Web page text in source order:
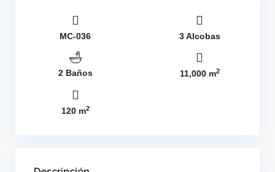
MC-036 3 Alcobas
2 Baños 11,000 m2
120 m2